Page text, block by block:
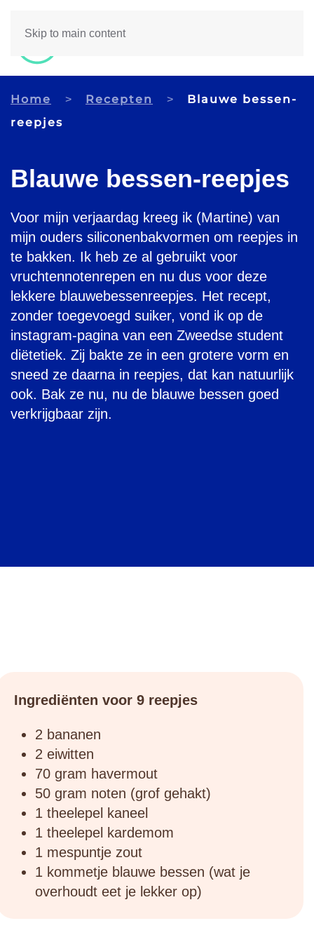
Skip to main content
Home Recepten
Blauwe bessen-
reepjes
Blauwe bessen-reepjes
Voor mijn verjaardag kreeg ik (Martine) van
mijn ouders siliconenbakvormen om reepjes in
te bakken. Ik heb ze al gebruikt voor
vruchtennotenrepen en nu dus voor deze
lekkere blauwebessenreepjes. Het recept,
zonder toegevoegd suiker, vond ik op de
instagram-pagina van een Zweedse student
diëtetiek. Zij bakte ze in een grotere vorm en
sneed ze daarna in reepjes, dat kan natuurlijk
ook. Bak ze nu, nu de blauwe bessen goed
verkrijgbaar zijn.
Ingrediënten voor 9 reepjes
2 bananen
2 eiwitten
70 gram havermout
50 gram noten (grof gehakt)
1 theelepel kaneel
1 theelepel kardemom
1 mespuntje zout
1 kommetje blauwe bessen (wat je
overhoudt eet je lekker op)